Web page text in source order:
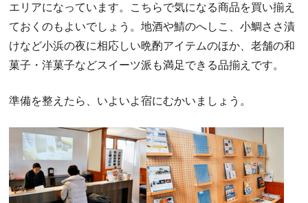
エリアになっています。こちらで気になる商品を買い揃え
ておくのもよいでしょう。地酒や鯖のへしこ、小鯛ささ漬
けなど小浜の夜に相応しい晩酌アイテムのほか、老舗の和
菓子・洋菓子などスイーツ派も満足できる品揃えです。
準備を整えたら、いよいよ宿にむかいましょう。